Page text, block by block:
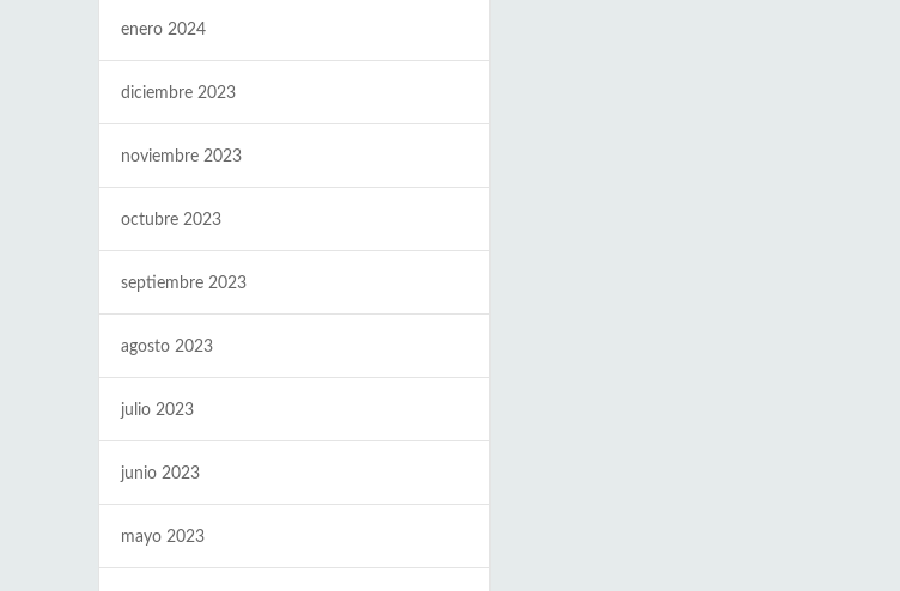
enero 2024
diciembre 2023
noviembre 2023
octubre 2023
septiembre 2023
agosto 2023
julio 2023
junio 2023
mayo 2023